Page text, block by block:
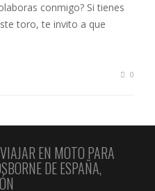
conmigo? Si tienes
toro, te invito a que
0
EN MOTO PARA
DE ESPAÑA,